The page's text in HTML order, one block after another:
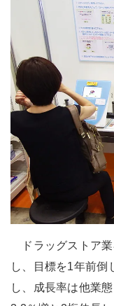
ドラッグストア業
し、目標を1年前倒
し、成長率は他業